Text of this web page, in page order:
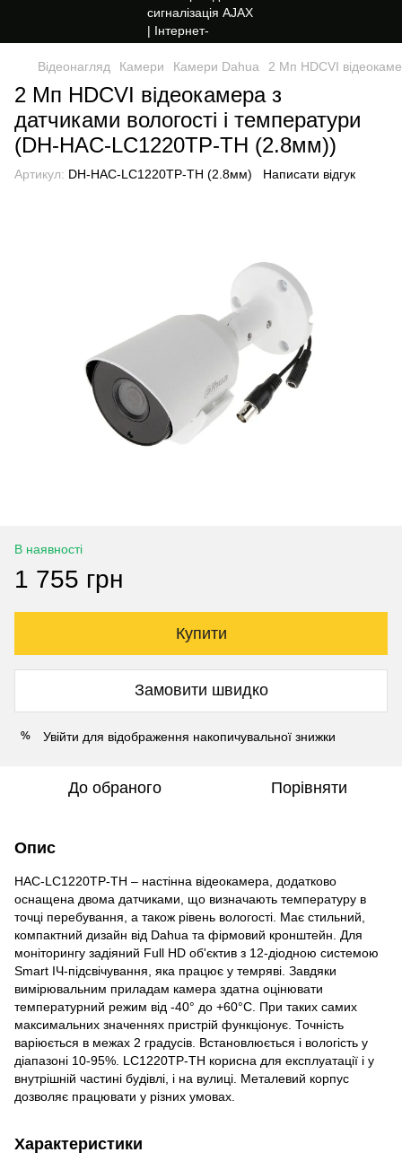
Відеонагляд Камери Камери Dahua 2 Мп HDCVI
2 Мп HDCVI відеокамера з
датчиками вологості і температури
(DH-HAC-LC1220TP-TH (2.8мм))
Артикул: DH-HAC-LC1220TP-TH (2.8мм) Написати відгук
В наявності
1 755 грн
Купити
Замовити швидко
% Увійти для відображення накопичувальної знижки
До обраного Порівняти
Опис
HAC-LC1220TP-TH – настінна відеокамера, додатково
оснащена двома датчиками, що визначають температуру в
точці перебування, а також рівень вологості. Має стильний,
компактний дизайн від Dahua та фірмовий кронштейн. Для
моніторингу задіяний Full HD об'єктив з 12-діодною системою
Smart ІЧ-підсвічування, яка працює у темряві. Завдяки
вимірювальним приладам камера здатна оцінювати
температурний режим від -40° до +60°C. При таких самих
максимальних значеннях пристрій функціонує. Точність
варіюється в межах 2 градусів. Встановлюється і вологість у
діапазоні 10-95%. LC1220TP-TH корисна для експлуатації і у
внутрішній частині будівлі, і на вулиці. Металевий корпус
дозволяє працювати у різних умовах.
Характеристики